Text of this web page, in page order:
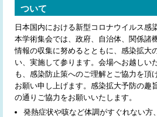
ついて
日本国内における新型コロナウイルス感
本学術集会では、政府、自治体、関係諸
情報の収集に努めるとともに、感染拡大
い、実施して参ります。会場へお越しい
も、感染防止策へのご理解とご協力を頂
お願い申し上げます。感染拡大予防の趣
の通りご協力をお願いいたします。
発熱症状や咳など体調がすぐれない方